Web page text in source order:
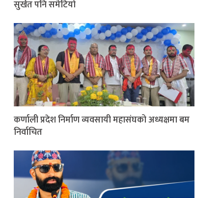
सुर्खेत पनि समेटियो
कर्णाली प्रदेश निर्माण व्यवसायी महासंघको अध्यक्षमा बम
निर्वाचित